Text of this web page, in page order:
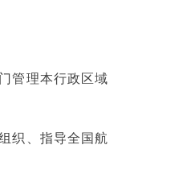
管理本行政区域
织、指导全国航